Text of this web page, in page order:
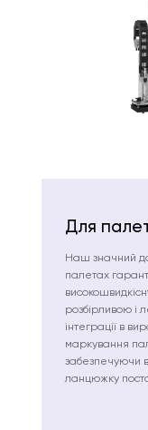
Для
Наш значний
палетах
розбірливою і
інтеграції в
маркування
забезпечуючи
ланцюжку